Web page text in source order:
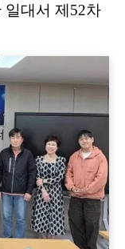
일대서 제52차